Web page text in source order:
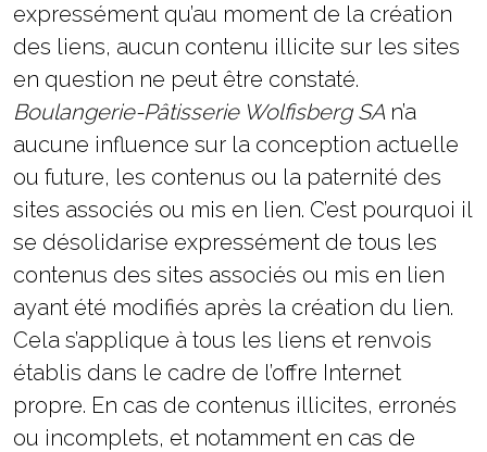
expressément qu’au moment de la création
des liens, aucun contenu illicite sur les sites
en question ne peut être constaté.
Boulangerie-Pâtisserie Wolfisberg SAn’a
aucune influence sur la conception actuelle
ou future, les contenus ou la paternité des
sites associés ou mis en lien. C’est pourquoi il
se désolidarise expressément de tous les
contenus des sites associés ou mis en lien
ayant été modifiés après la création du lien.
Cela s’applique à tous les liens et renvois
établis dans le cadre de l’offre Internet
propre. En cas de contenus illicites, erronés
ou incomplets, et notamment en cas de